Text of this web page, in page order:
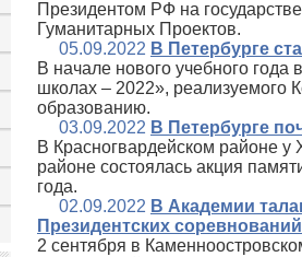
Президентом РФ на
Гуманитарных Проектов.
05.09.2022 В Петербурге
В начале нового учебного года
школах – 2022», реализуемого
образованию.
03.09.2022 В Петербурге
В Красногвардейском районе
районе состоялась акция
года.
02.09.2022 В Академии
Президентских соревнований
2 сентября в